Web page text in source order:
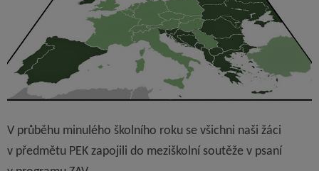
V průběhu minulého školního roku se všichni naši žáci
v předmětu PEK zapojili do meziškolní soutěže v psaní